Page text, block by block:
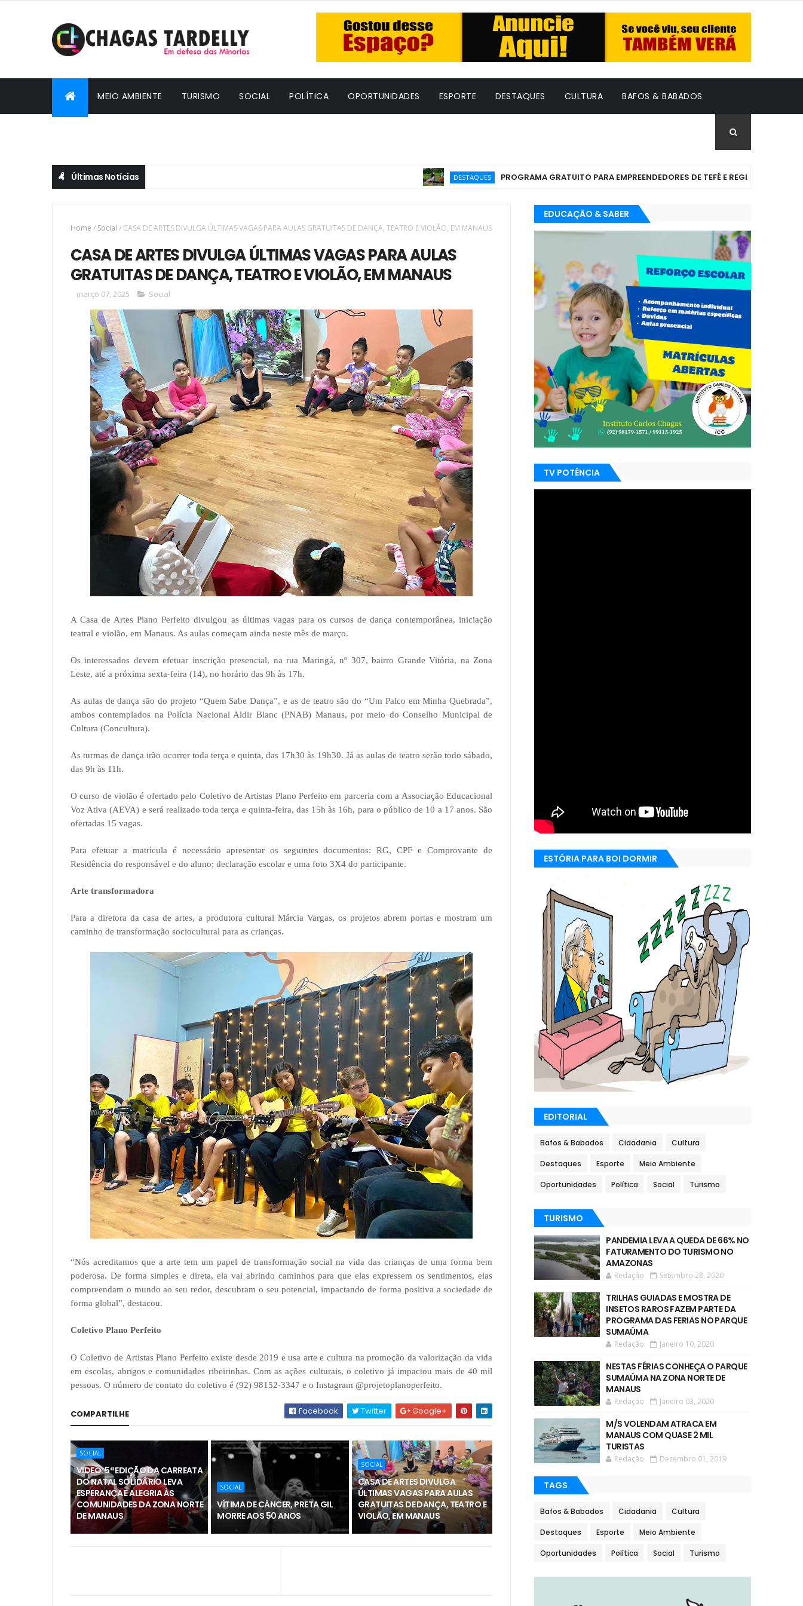
MEIO AMBIENTE TURISMO SOCIAL POLÍTICA OPORTUNIDADES ESPORTE DESTAQUES CULTURA BAFOS & BABADOS
Últimas Notícias DESTAQUES PROGRAMA GRATUITO PARA EMPREENDEDORES DE TEFÉ E REGIÃO
Home / Social / CASA DE ARTES DIVULGA ÚLTIMAS VAGAS PARA AULAS GRATUITAS DE DANÇA, TEATRO E VIOLÃO, EM MANAUS
CASA DE ARTES DIVULGA ÚLTIMAS VAGAS PARA AULAS
GRATUITAS DE DANÇA, TEATRO E VIOLÃO, EM MANAUS
março 07, 2025 Social
A Casa de Artes Plano Perfeito divulgou as últimas vagas para os cursos de dança contemporânea, iniciação
teatral e violão, em Manaus. As aulas começam ainda neste mês de março.
Os interessados devem efetuar inscrição presencial, na rua Maringá, nº 307, bairro Grande Vitória, na Zona
Leste, até a próxima sexta-feira (14), no horário das 9h às 17h.
As aulas de dança são do projeto “Quem Sabe Dança”, e as de teatro são do “Um Palco em Minha Quebrada”,
ambos contemplados na Polícia Nacional Aldir Blanc (PNAB) Manaus, por meio do Conselho Municipal de
Cultura (Concultura).
As turmas de dança irão ocorrer toda terça e quinta, das 17h30 às 19h30. Já as aulas de teatro serão todo sábado,
das 9h às 11h.
O curso de violão é ofertado pelo Coletivo de Artistas Plano Perfeito em parceria com a Associação Educacional
Voz Ativa (AEVA) e será realizado toda terça e quinta-feira, das 15h às 16h, para o público de 10 a 17 anos. São
ofertadas 15 vagas.
Para efetuar a matrícula é necessário apresentar os seguintes documentos: RG, CPF e Comprovante de
Residência do responsável e do aluno; declaração escolar e uma foto 3X4 do participante.
Arte transformadora
Para a diretora da casa de artes, a produtora cultural Márcia Vargas, os projetos abrem portas e mostram um
caminho de transformação sociocultural para as crianças.
“Nós acreditamos que a arte tem um papel de transformação social na vida das crianças de uma forma bem
poderosa. De forma simples e direta, ela vai abrindo caminhos para que elas expressem os sentimentos, elas
compreendam o mundo ao seu redor, descubram o seu potencial, impactando de forma positiva a sociedade de
forma global”, destacou.
Coletivo Plano Perfeito
O Coletivo de Artistas Plano Perfeito existe desde 2019 e usa arte e cultura na promoção da valorização da vida
em escolas, abrigos e comunidades ribeirinhas. Com as ações culturais, o coletivo já impactou mais de 40 mil
pessoas. O número de contato do coletivo é (92) 98152-3347 e o Instagram @projetoplanoperfeito.
COMPARTILHE Facebook Twitter Google+
SOCIAL
VIDEO: 5ª EDIÇÃO DA CARREATA
DO NATAL SOLIDÁRIO LEVA
ESPERANÇA E ALEGRIA ÀS
COMUNIDADES DA ZONA NORTE
DE MANAUS
SOCIAL
VÍTIMA DE CÂNCER, PRETA GIL
MORRE AOS 50 ANOS
SOCIAL
CASA DE ARTES DIVULGA
ÚLTIMAS VAGAS PARA AULAS
GRATUITAS DE DANÇA, TEATRO E
VIOLÃO, EM MANAUS
EDUCAÇÃO & SABER
TV POTÊNCIA
ESTÓRIA PARA BOI DORMIR
EDITORIAL
Bafos & Babados Cidadania Cultura
Destaques Esporte Meio Ambiente
Oportunidades Política Social Turismo
TURISMO
PANDEMIA LEVA A QUEDA DE 66% NO
FATURAMENTO DO TURISMO NO
AMAZONAS
Redação Setembro 28, 2020
TRILHAS GUIADAS E MOSTRA DE
INSETOS RAROS FAZEM PARTE DA
PROGRAMA DAS FERIAS NO PARQUE
SUMAÚMA
Redação Janeiro 10, 2020
NESTAS FÉRIAS CONHEÇA O PARQUE
SUMAÚMA NA ZONA NORTE DE
MANAUS
Redação Janeiro 03, 2020
M/S VOLENDAM ATRACA EM
MANAUS COM QUASE 2 MIL
TURISTAS
Redação Dezembro 01, 2019
TAGS
Bafos & Babados Cidadania Cultura
Destaques Esporte Meio Ambiente
Oportunidades Política Social Turismo